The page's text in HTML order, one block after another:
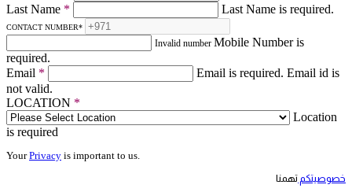
Last Name * Last Name is required.
CONTACT NUMBER*
Invalid number Mobile Number is
required.
Email * Email is required. Email id is
not valid.
LOCATION *
Location
is required
YourPrivacy is important to us.
خصوصيتكم تهمنا